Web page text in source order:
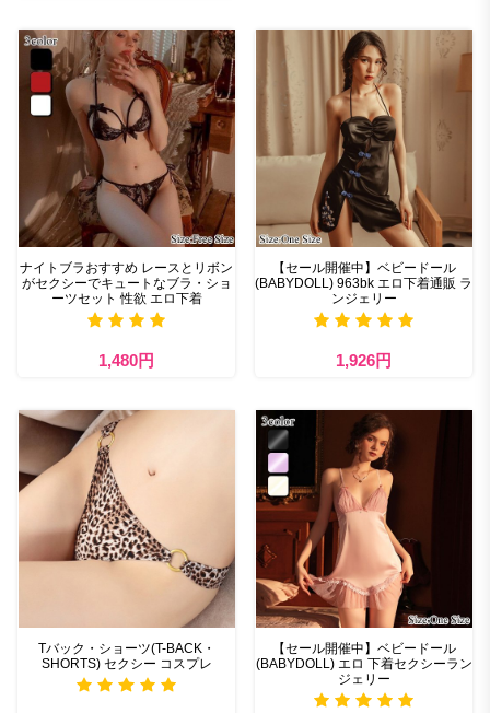
ナイトブラおすすめ​ レースとリボン
がセクシーでキュートなブラ・ショ
ーツセット 性欲 エロ下着
1,480円
【セール開催中】ベビードール
(BABYDOLL) 963bk エロ下着通販 ラ
ンジェリー
1,926円
Tバック・ショーツ(T-BACK・
SHORTS) セクシー コスプレ
【セール開催中】ベビードール
(BABYDOLL) エロ 下着セクシーラン
ジェリー